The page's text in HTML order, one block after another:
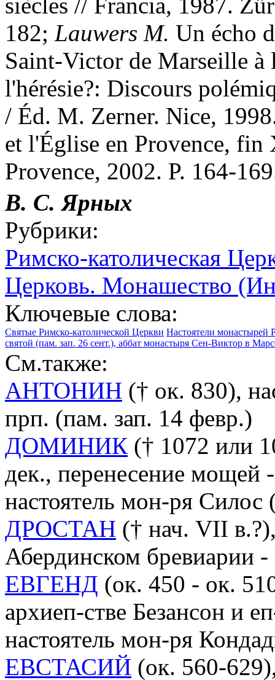
182; Lauwers M. Un écho
Saint-Victor de Marseille
l'hérésie?: Discours
/ Éd. M. Zerner. Nice,
et l'Église en Provence,
Provence, 2002. P. 164-
В. С. Ярных
Рубрики:
Римско-католическая
Церковь. Монашество
Ключевые слова:
Святые Римско-католической Церкви Настоятели монастырей
святой (пам. зап. 26 сент.), аббат монастыря Сен-Виктор в
См.также:
АНТОНИН († ок. 830),
прп. (пам. зап. 14 февр.)
ДОМИНИК († 1072 или
дек., перенесение мощей
настоятель мон-ря Силос
ДРОСТАН († нач. VII
Абердинском бревиарии -
ЕВГЕНД (ок. 450 - ок.
архиеп-стве Безансон и
настоятель мон-ря
ЕВСТАСИЙ (ок. 560-